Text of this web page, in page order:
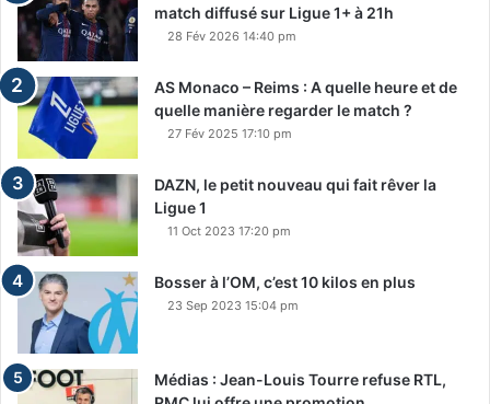
match diffusé sur Ligue 1+ à 21h
28 Fév 2026 14:40 pm
AS Monaco – Reims : A quelle heure et de
quelle manière regarder le match ?
27 Fév 2025 17:10 pm
DAZN, le petit nouveau qui fait rêver la
Ligue 1
11 Oct 2023 17:20 pm
Bosser à l’OM, c’est 10 kilos en plus
23 Sep 2023 15:04 pm
Médias : Jean-Louis Tourre refuse RTL,